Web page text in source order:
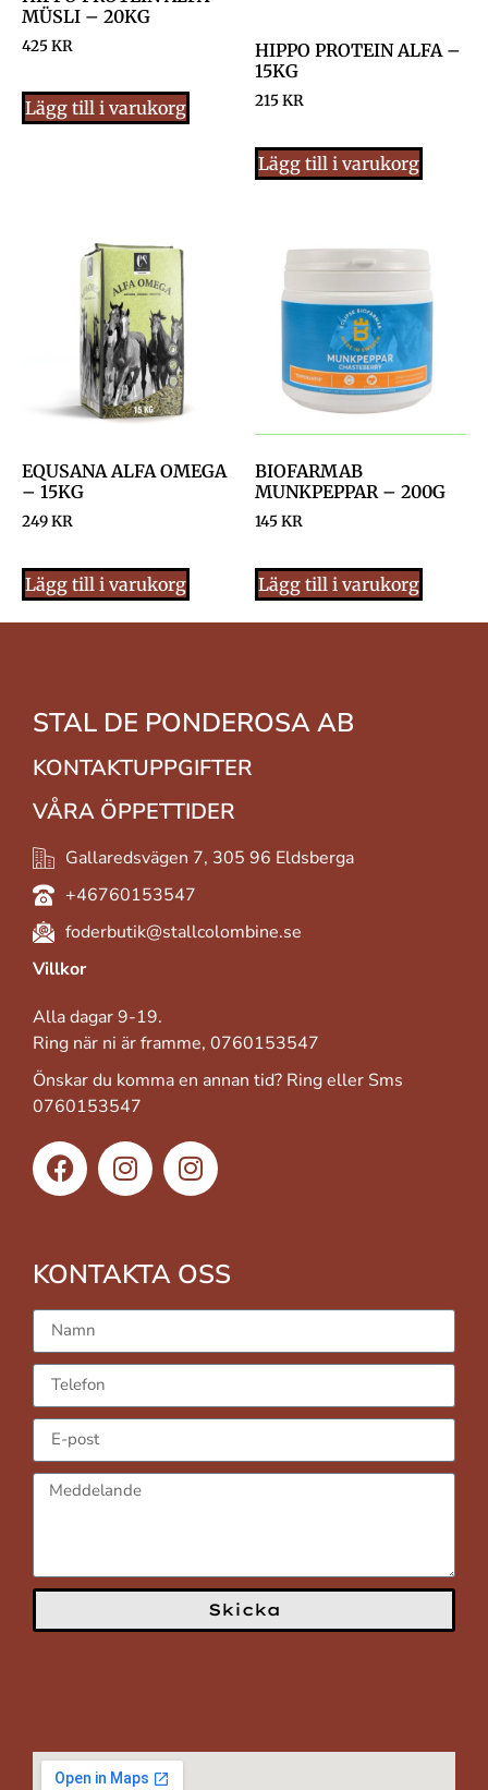
MÜSLI – 20KG
425KR
Lägg till i varukorg
HIPPO PROTEIN ALFA –
15KG
215KR
Lägg till i varukorg
EQUSANA ALFA OMEGA
– 15KG
249KR
Lägg till i varukorg
BIOFARMAB
MUNKPEPPAR – 200G
145KR
Lägg till i varukorg
STAL DE PONDEROSA AB
KONTAKTUPPGIFTER
VÅRA ÖPPETTIDER
Gallaredsvägen 7, 305 96 Eldsberga
+46760153547
foderbutik@stallcolombine.se
Villkor
Alla dagar 9-19.
Ring när ni är framme, 0760153547
Önskar du komma en annan tid? Ring eller Sms
0760153547
KONTAKTA OSS
Skicka